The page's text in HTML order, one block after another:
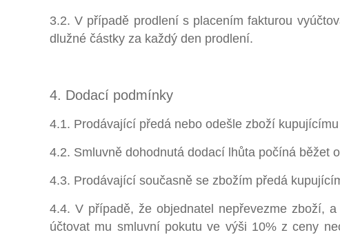
3.2. V případě prodlení s placením fakturou
dlužné částky za každý den prodlení.
4. Dodací podmínky
4.1. Prodávající předá nebo odešle zboží
4.2. Smluvně dohodnutá dodací lhůta počíná běžet
4.3. Prodávající současně se zbožím předá
4.4. V případě, že objednatel nepřevezme zboží,
účtovat mu smluvní pokutu ve výši 10% z ceny